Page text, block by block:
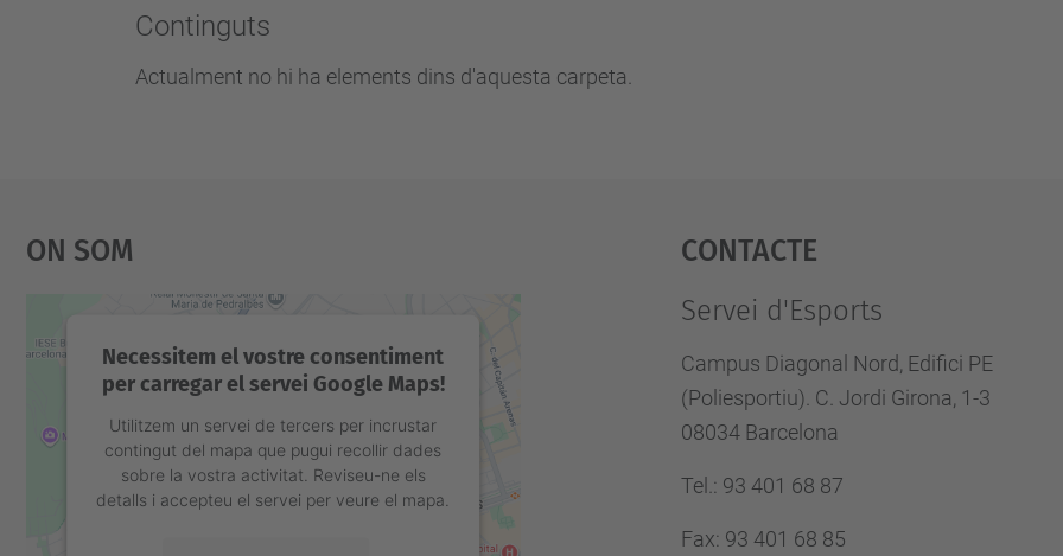
Continguts
Actualment no hi ha elements dins d'aquesta carpeta.
On Som
Necessitem el vostre consentiment
per carregar el servei Google Maps!
Utilitzem un servei de tercers per incrustar
contingut del mapa que pugui recollir dades
sobre la vostra activitat. Reviseu-ne els
detalls i accepteu el servei per veure el mapa.
Contacte
Servei d'Esports
Campus Diagonal Nord, Edifici PE
(Poliesportiu). C. Jordi Girona, 1-3
08034 Barcelona
Tel. : 93 401 68 87
Fax: 93 401 68 85